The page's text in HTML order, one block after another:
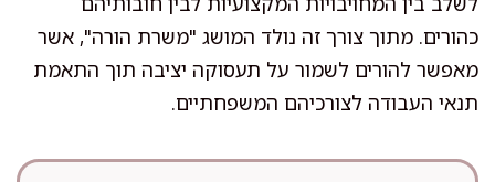
כהורים. מתוך צורך זה נולד המושג "משרת הורה", אשר
מאפשר להורים לשמור על תעסוקה יציבה תוך התאמת
תנאי העבודה לצורכיהם המשפחתיים.